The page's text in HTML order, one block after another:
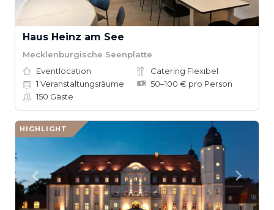
Haus Heinz am See
Mecklenburgische Seenplatte
Eventlocation
Catering Flexibel
1 Veranstaltungsräume
50–100 € pro Person
150 Gäste
HIGHLIGHT